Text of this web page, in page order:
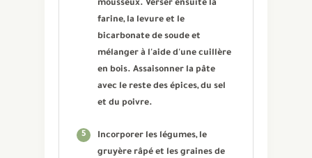
mousseux. Verser ensuite la
farine, la levure et le
bicarbonate de soude et
mélanger à l'aide d'une cuillère
en bois. Assaisonner la pâte
avec le reste des épices, du sel
et du poivre.
5
Incorporer les légumes, le
gruyère râpé et les graines de